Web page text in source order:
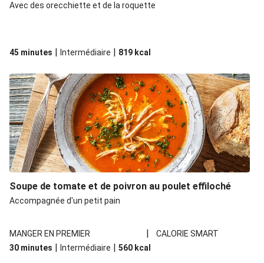
Avec des orecchiette et de la roquette
45 minutes | Intermédiaire | 819 kcal
Soupe de tomate et de poivron au poulet effiloché
Accompagnée d'un petit pain
MANGER EN PREMIER |
CALORIE SMART
30 minutes | Intermédiaire | 560 kcal